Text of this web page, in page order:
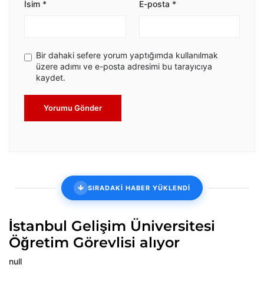
İsim * E-posta *
Bir dahaki sefere yorum yaptığımda kullanılmak
üzere adımı ve e-posta adresimi bu tarayıcıya
kaydet.
Yorumu Gönder
SIRADAKİ HABER YÜKLENDİ
İstanbul Gelişim Üniversitesi
Öğretim Görevlisi alıyor
null